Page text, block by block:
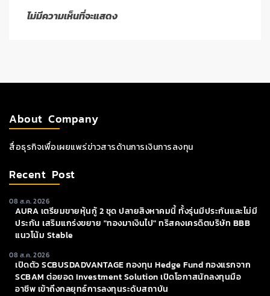
ไม่มีความเห็นที่จะแสดง
About Company
สื่อธุรกิจเพื่อเผยแพร่ข่าวสารด้านการเงินการลงทุน
Recent Post
08 ส.ค. 2026
AURA เตรียมขายหุ้นกู้ 2 ชุด ปลายสิงหาคมนี้ ทั้งรุ่นมีประกันและไม่มี
ประกัน เสริมแกร่งขยาย "ทองมาเงินไป" ทริสคงเครดิตบริษัท BBB
แนวโน้ม Stable
08 ส.ค. 2026
เปิดตัว SCBUSDADVANTAGE กองทุน Hedge Fund กองแรกจาก
SCBAM ต่อยอด Investment Solution เปิดโอกาสนักลงทุนมือ
อาชีพ เข้าถึงกลยุทธ์การลงทุนระดับสถาบัน